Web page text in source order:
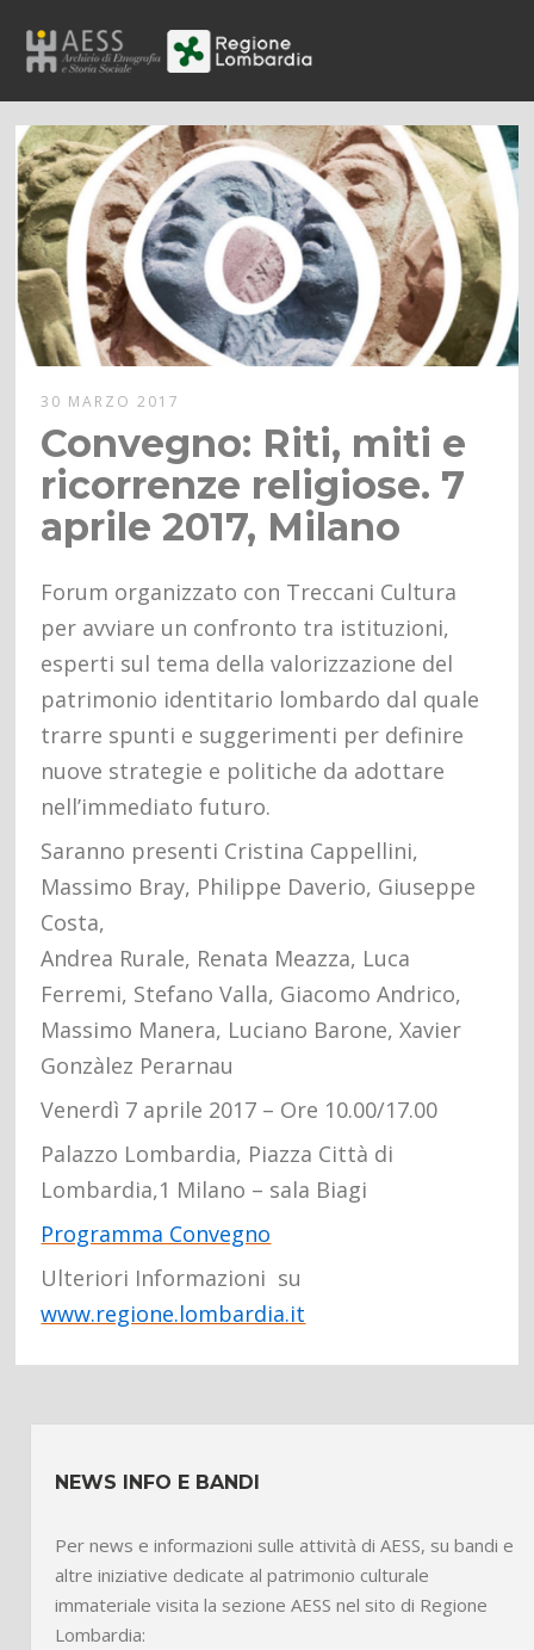
30 MARZO 2017
Convegno: Riti, miti e
ricorrenze religiose. 7
aprile 2017, Milano
Forum organizzato con Treccani Cultura
per avviare un confronto tra istituzioni,
esperti sul tema della valorizzazione del
patrimonio identitario lombardo dal quale
trarre spunti e suggerimenti per definire
nuove strategie e politiche da adottare
nell’immediato futuro.
Saranno presenti Cristina Cappellini,
Massimo Bray, Philippe Daverio, Giuseppe
Costa,
Andrea Rurale, Renata Meazza, Luca
Ferremi, Stefano Valla, Giacomo Andrico,
Massimo Manera, Luciano Barone, Xavier
Gonzàlez Perarnau
Venerdì 7 aprile 2017 – Ore 10.00/17.00
Palazzo Lombardia, Piazza Città di
Lombardia,1 Milano – sala Biagi
Programma Convegno
Ulteriori Informazioni su
www.regione.lombardia.it
NEWS INFO E BANDI
Per news e informazioni sulle attività di AESS, su bandi e
altre iniziative dedicate al patrimonio culturale
immateriale visita la sezione AESS nel sito di Regione
Lombardia: